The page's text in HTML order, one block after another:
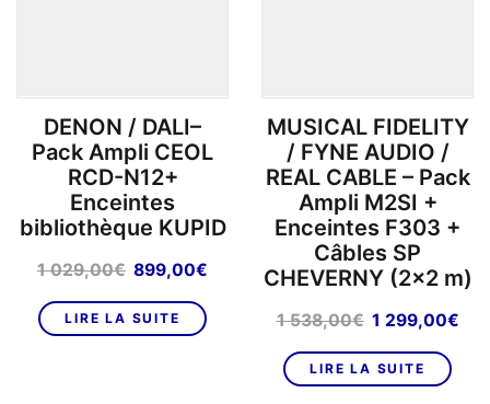
DENON / DALI–
Pack Ampli CEOL
RCD-N12+
Enceintes
bibliothèque KUPID
1 029,00€ Le
initial
était :
899,00€
899,00€.
LIRE LA SUITE
MUSICAL FIDELITY
/ FYNE AUDIO /
REAL CABLE – Pack
Ampli M2SI +
Enceintes F303 +
Câbles SP
CHEVERNY (2×2 m)
1 538,00€ Le
initial
était :
1 299,00€Le
LIRE LA SUITE